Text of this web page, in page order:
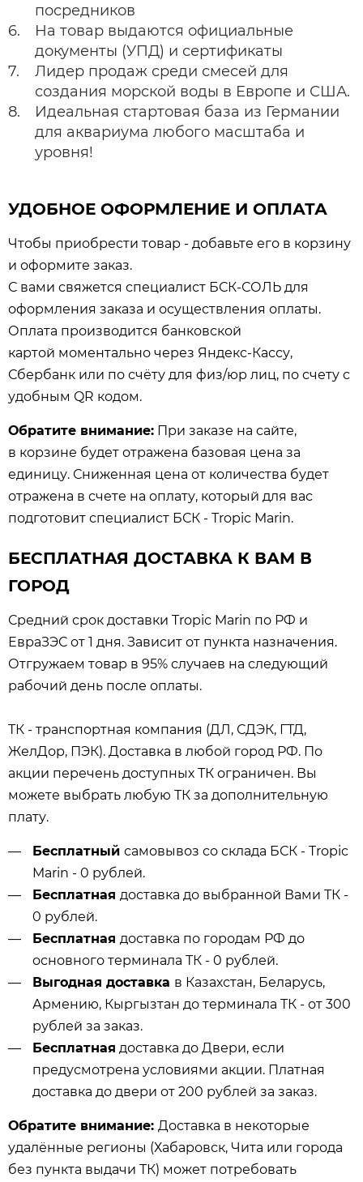
посредников
На товар выдаются официальные
документы (УПД) и сертификаты
Лидер продаж среди смесей для
создания морской воды в Европе и США.
Идеальная стартовая база из Германии
для аквариума любого масштаба и
уровня!
УДОБНОЕ ОФОРМЛЕНИЕ И ОПЛАТА
Чтобы приобрести товар - добавьте его в корзину
и оформите заказ.
С вами свяжется специалист БСК-СОЛЬ для
оформления заказа и осуществления оплаты.
Оплата производится банковской
картой моментально через Яндекс-Кассу,
Сбербанк или по счёту для физ/юр лиц, по счету с
удобным QR кодом.
Обратите внимание: При заказе на сайте,
в корзине будет отражена базовая цена за
единицу. Сниженная цена от количества будет
отражена в счете на оплату, который для вас
подготовит специалист БСК - Tropic Marin.
БЕСПЛАТНАЯ ДОСТАВКА К ВАМ В
ГОРОД
Средний срок доставки Tropic Marin по РФ и
ЕвраЗЭС от 1 дня. Зависит от пункта назначения.
Отгружаем товар в 95% случаев на следующий
рабочий день после оплаты.
ТК - транспортная компания (ДЛ, СДЭК, ГТД,
ЖелДор, ПЭК). Доставка в любой город РФ. По
акции перечень доступных ТК ограничен. Вы
можете выбрать любую ТК за дополнительную
плату.
Бесплатный самовывоз со склада БСК - Tropic
Marin - 0 рублей.
Бесплатная доставка до выбранной Вами ТК -
0 рублей.
Бесплатная доставка по городам РФ до
основного терминала ТК - 0 рублей.
Выгодная доставка в Казахстан, Беларусь,
Армению, Кыргызтан до терминала ТК - от 300
рублей за заказ.
Бесплатная доставка до Двери, если
предусмотрена условиями акции. Платная
доставка до двери от 200 рублей за заказ.
Обратите внимание: Доставка в некоторые
удалённые регионы (Хабаровск, Чита или города
без пункта выдачи ТК) может потребовать